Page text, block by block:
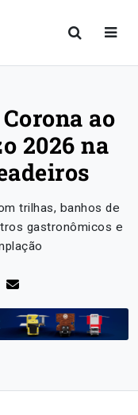
ao
2026 na
trilhas, banhos de
gastronômicos e